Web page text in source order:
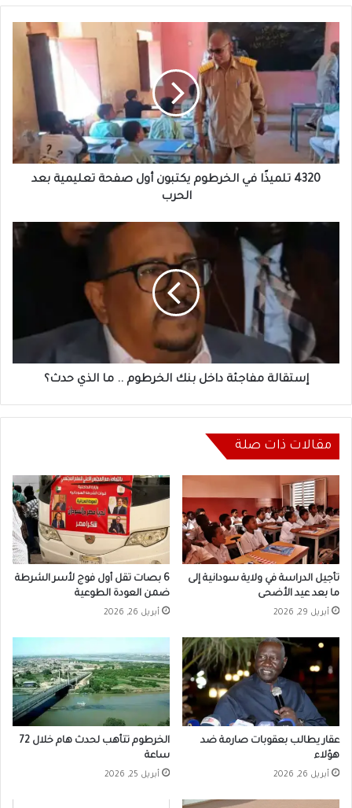
4320
تلميذًا
في
الخرطوم
يكتبون
أول
صفحة
تعليمية
بعد
الحرب
4320 تلميذًا في الخرطوم يكتبون أول صفحة تعليمية بعد
الحرب
حدث؟
إستقالة مفاجئة داخل بنك الخرطوم .. ما الذي حدث؟
مقالات ذات صلة
تأجيل الدراسة في ولاية سودانية إلى
ما بعد عيد الأضحى
أبريل 29, 2026
6 بصات تقل أول فوج لأسر الشرطة
ضمن العودة الطوعية
أبريل 26, 2026
عقار يطالب بعقوبات صارمة ضد
هؤلاء
أبريل 26, 2026
الخرطوم تتأهب لحدث هام خلال 72
ساعة
أبريل 25, 2026